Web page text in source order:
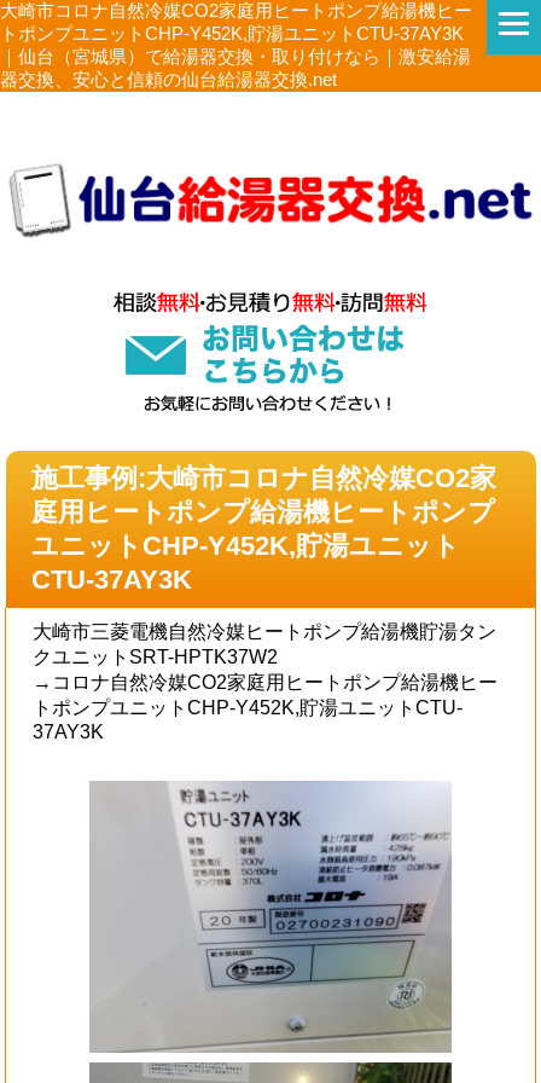
大崎市コロナ自然冷媒CO2家庭用ヒートポンプ給湯機ヒー
トポンプユニットCHP-Y452K,貯湯ユニットCTU-37AY3K
｜仙台（宮城県）で給湯器交換・取り付けなら｜激安給湯
器交換、安心と信頼の仙台給湯器交換.net
施工事例:大崎市コロナ自然冷媒CO2家
庭用ヒートポンプ給湯機ヒートポンプ
ユニットCHP-Y452K,貯湯ユニット
CTU-37AY3K
大崎市三菱電機自然冷媒ヒートポンプ給湯機貯湯タン
クユニットSRT-HPTK37W2
→コロナ自然冷媒CO2家庭用ヒートポンプ給湯機ヒー
トポンプユニットCHP-Y452K,貯湯ユニットCTU-
37AY3K